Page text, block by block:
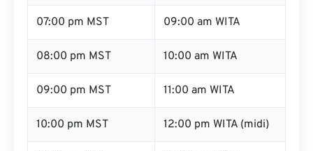
07:00 pm MST 09:00 am WITA
08:00 pm MST 10:00 am WITA
09:00 pm MST 11:00 am WITA
10:00 pm MST 12:00 pm WITA (midi)